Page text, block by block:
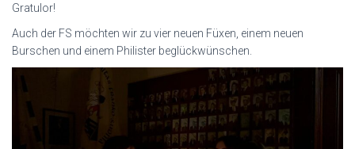
Gratulor!
Auch der FS möchten wir zu vier neuen Füxen, einem neuen
Burschen und einem Philister beglückwünschen.